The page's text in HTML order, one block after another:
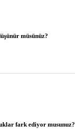
müsünüz?
fark ediyor musunuz?